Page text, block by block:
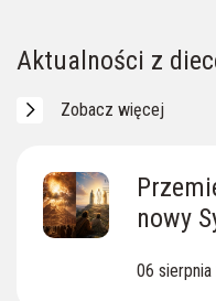
Aktualności z
Zobacz więcej
nowy
06 sierpnia